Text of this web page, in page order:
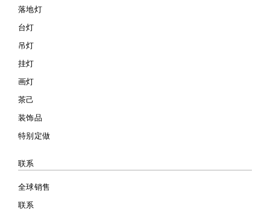
落地灯
台灯
吊灯
挂灯
画灯
茶己
装饰品
特别定做
联系
全球销售
联系